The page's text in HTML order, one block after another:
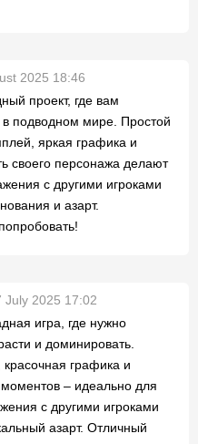
2025 18:46
проект, где вам
в подводном мире. Простой
яркая графика и
своего персонажа делают
с другими игроками
и азарт.
July 2025 17:02
игра, где нужно
и доминировать.
графика и
– идеально для
с другими игроками
азарт. Отличный